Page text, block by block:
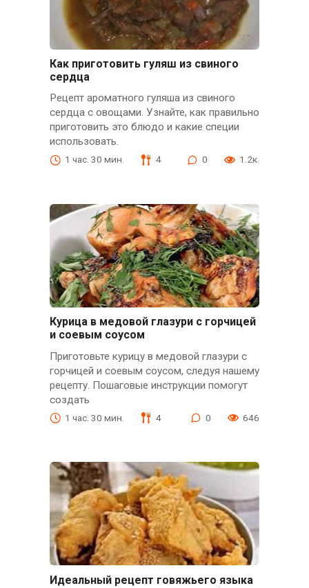
Как приготовить гуляш из свиного
сердца
Рецепт ароматного гуляша из свиного
сердца с овощами. Узнайте, как правильно
приготовить это блюдо и какие специи
использовать.
1 час. 30 мин. 4 0 1.2к.
Курица в медовой глазури с горчицей
и соевым соусом
Приготовьте курицу в медовой глазури с
горчицей и соевым соусом, следуя нашему
рецепту. Пошаговые инструкции помогут
создать
1 час. 30 мин. 4 0 646
Идеальный рецепт говяжьего языка